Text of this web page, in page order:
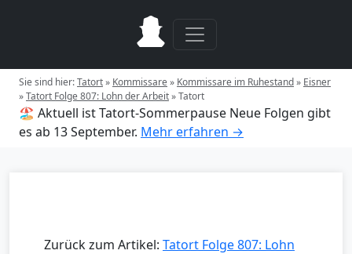
Sie sind hier:Tatort» Kommissare» Kommissare im Ruhestand» Eisner
»Tatort Folge 807: Lohn der Arbeit»Tatort
🏖️ Aktuell ist Tatort-Sommerpause Neue Folgen gibt
es ab 13 September. Mehr erfahren →
Zurück zum Artikel: Tatort Folge 807: Lohn